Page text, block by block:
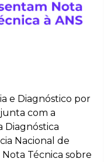
e Diagnóstico por
com a
Diagnóstica
Nacional de
Técnica sobre